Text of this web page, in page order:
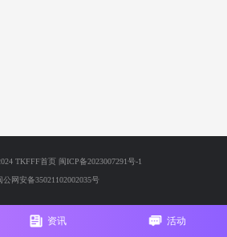
TKFFF首页 闽ICP备2023007291号-1
公网安备35021102002035号
资讯 活动